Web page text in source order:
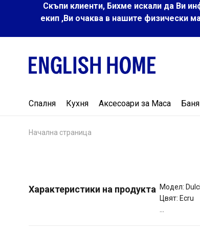
Скъпи клиенти, Бихме искали да Ви
екип ,Ви очаква в нашите физически
Спалня Кухня Аксесоари за Маса Баня
Начална страница
Характеристики на продукта
Модел:
Цвят: Ecru